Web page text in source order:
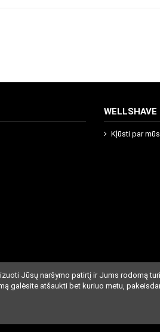
WELLSHAVE
Kļūsti par
Jūsų naršymo patirtį ir Jums rodomą
galėsite atšaukti bet kuriuo metu,